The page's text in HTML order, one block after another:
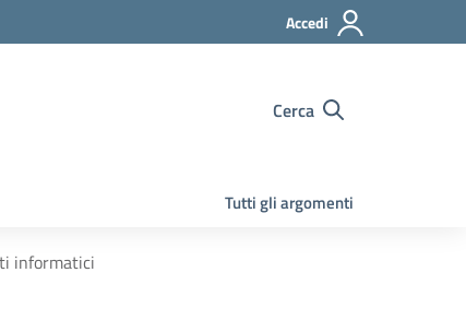
Accedi
Cerca
Tutti gli argomenti
informatici